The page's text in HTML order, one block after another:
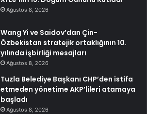
Ağustos 8, 2026
Wang Yi ve Saidov’dan Çin-
Özbekistan stratejik ortaklığının 10.
yılında işbirliği mesajları
Ağustos 8, 2026
Tuzla Belediye Başkanı CHP’den istifa
etmeden yönetime AKP’lileri atamaya
başladı
Ağustos 8, 2026